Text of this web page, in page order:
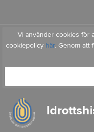
Vi använder cookies för
cookiepolicy här. Genom att